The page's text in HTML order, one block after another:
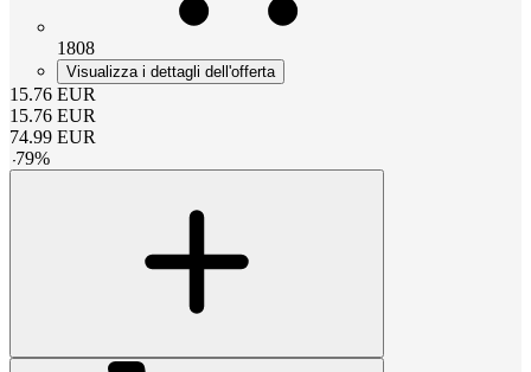
1808
Visualizza i dettagli dell'offerta
15.76 EUR
15.76 EUR
74.99 EUR
-79%